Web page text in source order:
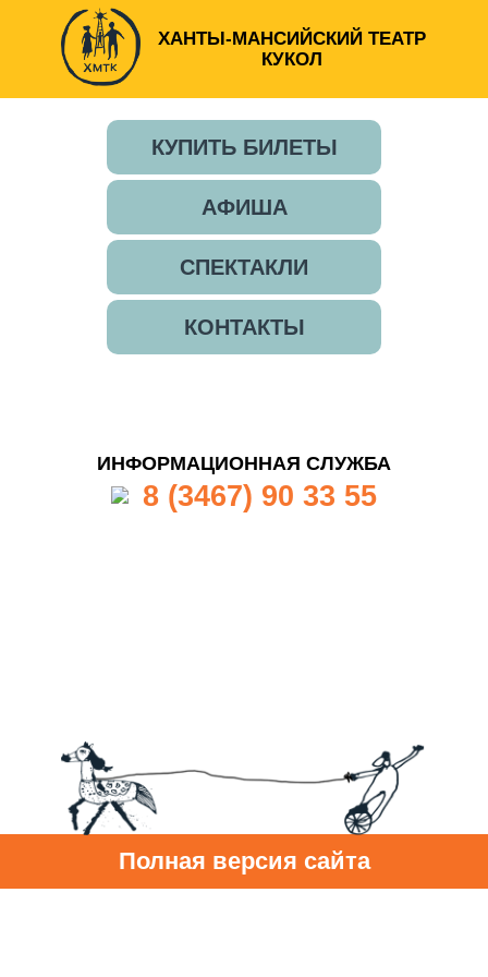
ХАНТЫ-МАНСИЙСКИЙ ТЕАТР
КУКОЛ
КУПИТЬ БИЛЕТЫ
АФИША
СПЕКТАКЛИ
КОНТАКТЫ
ИНФОРМАЦИОННАЯ СЛУЖБА
8 (3467) 90 33 55
Полная версия сайта